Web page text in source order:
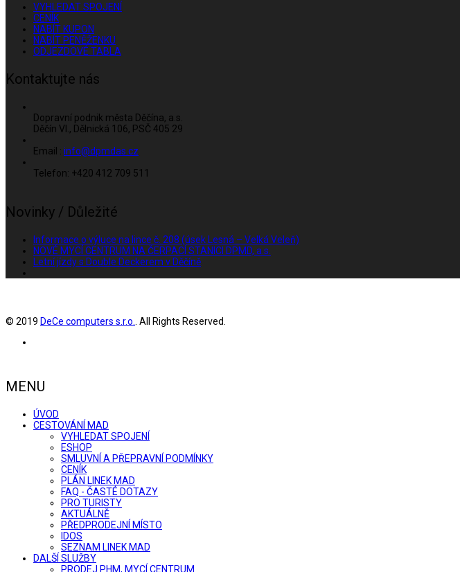
VYHLEDAT SPOJENÍ
CENÍK
NABÍT KUPON
NABÍT PENĚŽENKU
ODJEZDOVÉ TABLA
Kontaktujte nás
Dopravní podnik města Děčína, a.s.
Děčín VI., Dělnická 106, PSČ 405 29
Email : info@dpmdas.cz
Telefon: +420 412 709 511
Novinky / Důležité
Informace o výluce na lince č. 208 (úsek Lesná – Velká Veleň)
NOVÉ MYCÍ CENTRUM NA ČERPACÍ STANICI DPMD, a.s.
Letní jízdy s Double Deckerem v Děčíně
© 2019 DeCe computers s.r.o. . All Rights Reserved.
MENU
ÚVOD
CESTOVÁNÍ MAD
VYHLEDAT SPOJENÍ
ESHOP
SMLUVNÍ A PŘEPRAVNÍ PODMÍNKY
CENÍK
PLÁN LINEK MAD
FAQ - ČASTÉ DOTAZY
PRO TURISTY
AKTUÁLNĚ
PŘEDPRODEJNÍ MÍSTO
IDOS
SEZNAM LINEK MAD
DALŠÍ SLUŽBY
PRODEJ PHM, MYCÍ CENTRUM